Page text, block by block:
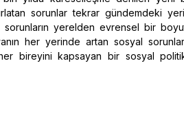
sorunlar tekrar gündemdeki
sorunların yerelden evrensel bir
her yerinde artan sosyal
bireyini kapsayan bir sosyal